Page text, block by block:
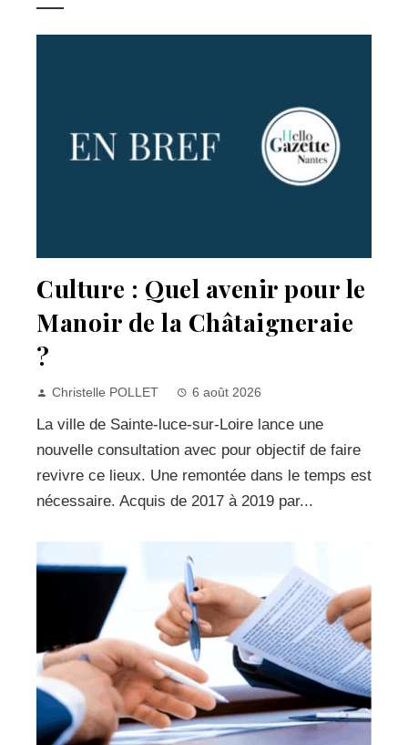
Culture : Quel avenir pour le
Manoir de la Châtaigneraie
?
Christelle POLLET 6 août 2026
La ville de Sainte-luce-sur-Loire lance une
nouvelle consultation avec pour objectif de faire
revivre ce lieux. Une remontée dans le temps est
nécessaire. Acquis de 2017 à 2019 par...